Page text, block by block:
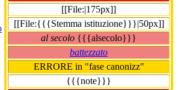
[[File:|175px]]
[[File:{{{Stemma istituzione}}}|50px]]
al secolo {{{alsecolo}}}
battezzato
ERRORE in "fase canonizz"
{{{note}}}